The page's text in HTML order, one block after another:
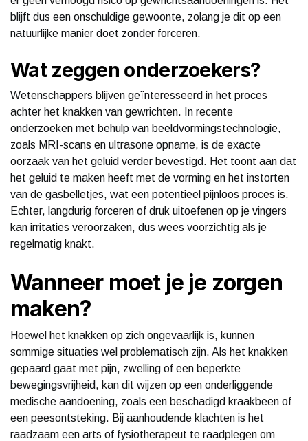
blijft dus een onschuldige gewoonte, zolang je dit op een
natuurlijke manier doet zonder forceren.
Wat zeggen onderzoekers?
Wetenschappers blijven geïnteresseerd in het proces
achter het knakken van gewrichten. In recente
onderzoeken met behulp van beeldvormingstechnologie,
zoals MRI-scans en ultrasone opname, is de exacte
oorzaak van het geluid verder bevestigd. Het toont aan dat
het geluid te maken heeft met de vorming en het instorten
van de gasbelletjes, wat een potentieel pijnloos proces is.
Echter, langdurig forceren of druk uitoefenen op je vingers
kan irritaties veroorzaken, dus wees voorzichtig als je
regelmatig knakt.
Wanneer moet je je zorgen
maken?
Hoewel het knakken op zich ongevaarlijk is, kunnen
sommige situaties wel problematisch zijn. Als het knakken
gepaard gaat met pijn, zwelling of een beperkte
bewegingsvrijheid, kan dit wijzen op een onderliggende
medische aandoening, zoals een beschadigd kraakbeen of
een peesontsteking. Bij aanhoudende klachten is het
raadzaam een arts of fysiotherapeut te raadplegen om